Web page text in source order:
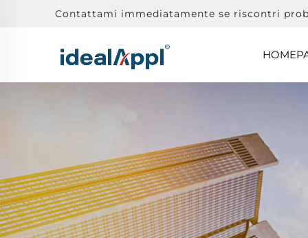
Contattami immediatamente se riscontri